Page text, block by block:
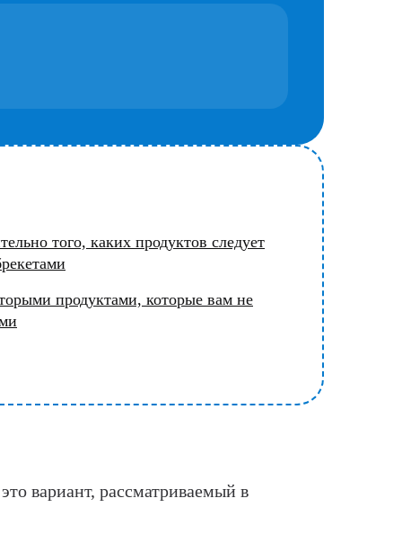
того, каких продуктов следует
продуктами, которые вам не
вариант, рассматриваемый в